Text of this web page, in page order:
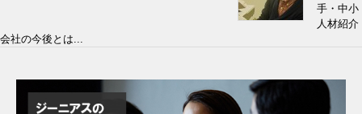
手・中小
人材紹介
会社の今後とは...